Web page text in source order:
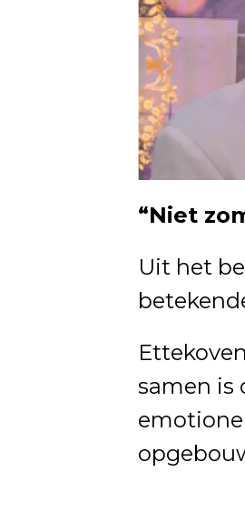
“Niet
Uit het
samen is